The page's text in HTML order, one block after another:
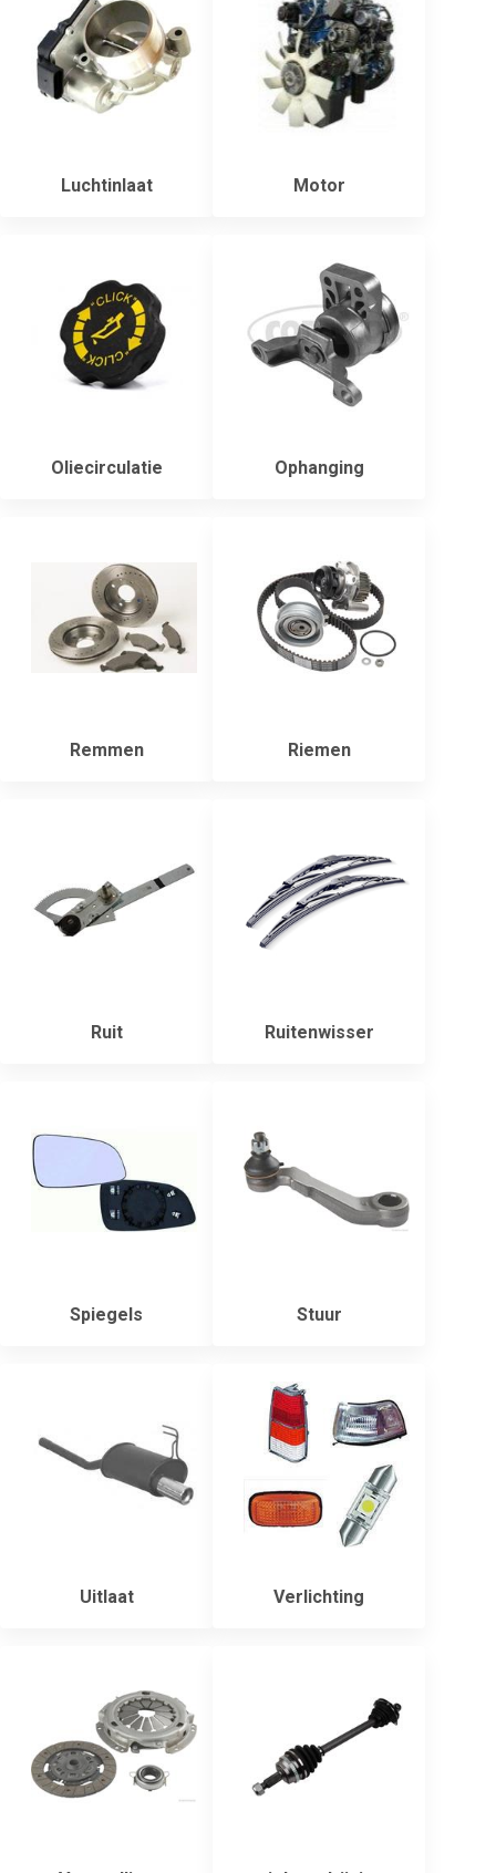
Luchtinlaat Motor
Oliecirculatie Ophanging
Remmen Riemen
Ruit Ruitenwisser
Spiegels Stuur
Uitlaat Verlichting